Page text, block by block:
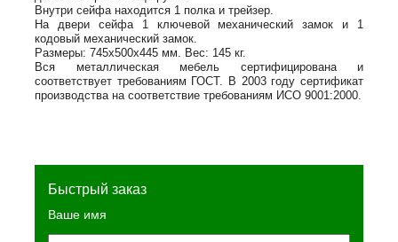
Внутри сейфа находится 1 полка и трейзер.
На двери сейфа 1 ключевой механический замок и 1
кодовый механический замок.
Размеры: 745х500х445 мм. Вес: 145 кг.
Вся металлическая мебель сертифицирована и
соответствует требованиям ГОСТ. В 2003 году сертификат
производства на соответствие требованиям ИСО 9001:2000.
Быстрый заказ
Ваше имя